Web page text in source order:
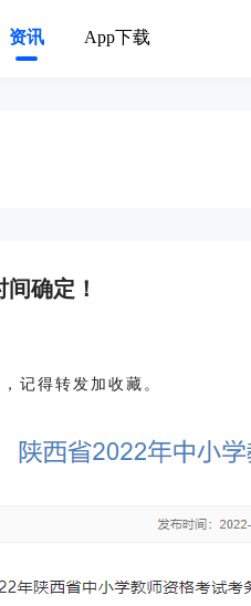
资讯 App下载
确定！
记得转发加收藏。